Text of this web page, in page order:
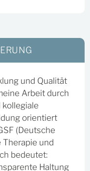
und Qualität
Arbeit durch
kollegiale
orientiert
(Deutsche
und
bedeutet:
Haltung